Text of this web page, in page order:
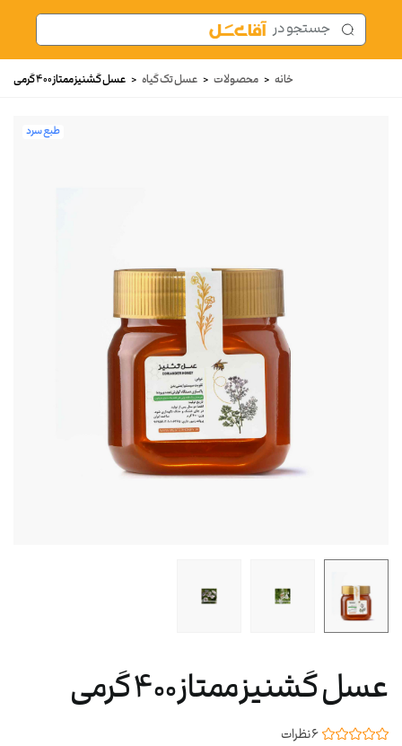
خانه < محصولات < عسل تک گیاه < عسل گشنیز ممتاز 400 گرمی
طبع سرد
عسل گشنیز ممتاز 400 گرمی
6 نظرات